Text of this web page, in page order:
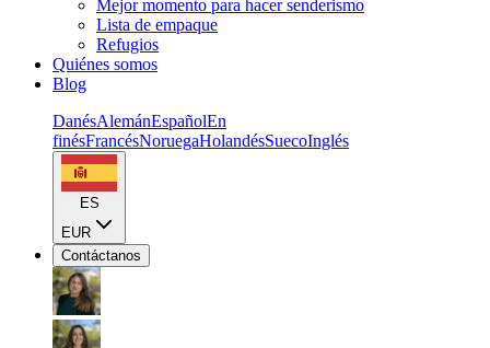
Mejor momento para hacer senderismo
Lista de empaque
Refugios
Quiénes somos
Blog
DanésAlemánEspañolEn
finésFrancésNoruegaHolandésSuecoInglés
ES
EUR
Contáctanos